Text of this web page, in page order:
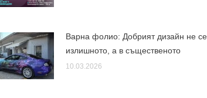
Варна фолио: Добрият дизайн не
излишното, а в същественото
10.03.2026